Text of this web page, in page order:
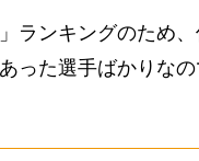
ランキングのため、
った選手ばかりな